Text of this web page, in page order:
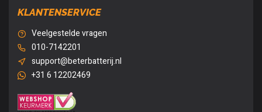
KLANTENSERVICE
Veelgestelde vragen
010-7142201
support@beterbatterij.nl
+31 6 12202469